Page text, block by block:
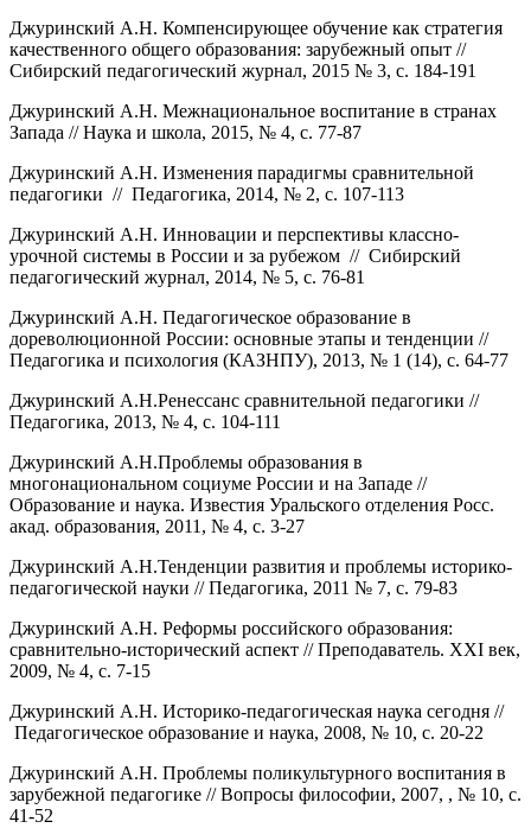
Джуринский А.Н. Компенсирующее обучение как стратегия
качественного общего образования: зарубежный опыт //
Сибирский педагогический журнал, 2015 № 3, с. 184-191
Джуринский А.Н. Межнациональное воспитание в странах
Запада // Наука и школа, 2015, № 4, с. 77-87
Джуринский А.Н. Изменения парадигмы сравнительной
педагогики // Педагогика, 2014, № 2, с. 107-113
Джуринский А.Н. Инновации и перспективы классно-
урочной системы в России и за рубежом // Сибирский
педагогический журнал, 2014, № 5, с. 76-81
Джуринский А.Н. Педагогическое образование в
дореволюционной России: основные этапы и тенденции //
Педагогика и психология (КАЗНПУ), 2013, № 1 (14), с. 64-77
Джуринский А.Н.Ренессанс сравнительной педагогики //
Педагогика, 2013, № 4, с. 104-111
Джуринский А.Н.Проблемы образования в
многонациональном социуме России и на Западе //
Образование и наука. Известия Уральского отделения Росс.
акад. образования, 2011, № 4, с. 3-27
Джуринский А.Н.Тенденции развития и проблемы историко-
педагогической науки // Педагогика, 2011 № 7, с. 79-83
Джуринский А.Н. Реформы российского образования:
сравнительно-исторический аспект // Преподаватель. XXI век,
2009, № 4, с. 7-15
Джуринский А.Н. Историко-педагогическая наука сегодня //
Педагогическое образование и наука, 2008, № 10, с. 20-22
Джуринский А.Н. Проблемы поликультурного воспитания в
зарубежной педагогике // Вопросы философии, 2007, , № 10, с.
41-52